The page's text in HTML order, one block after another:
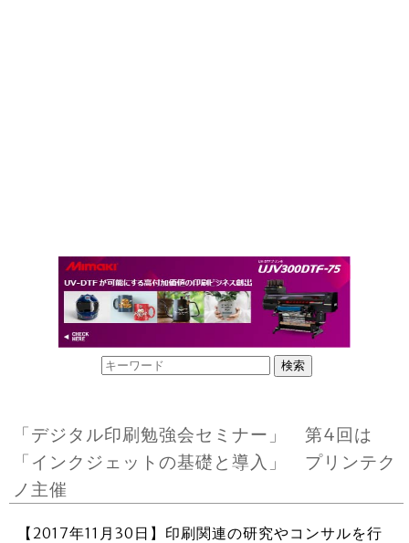
「デジタル印刷勉強会セミナー」 第4回は
「インクジェットの基礎と導入」 プリンテク
ノ主催
【2017年11月30日】印刷関連の研究やコンサルを行